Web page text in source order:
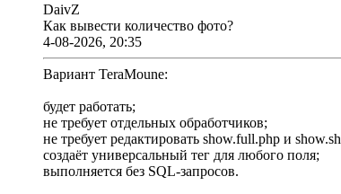
DaivZ
Как вывести количество фото?
4-08-2026, 20:35
Вариант TeraMoune:
будет работать;
не требует отдельных обработчиков;
не требует редактировать show.full.php и
создаёт универсальный тег для любого поля;
выполняется без SQL-запросов.